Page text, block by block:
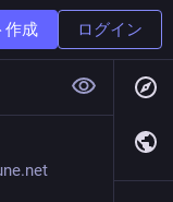
作成 ログイン